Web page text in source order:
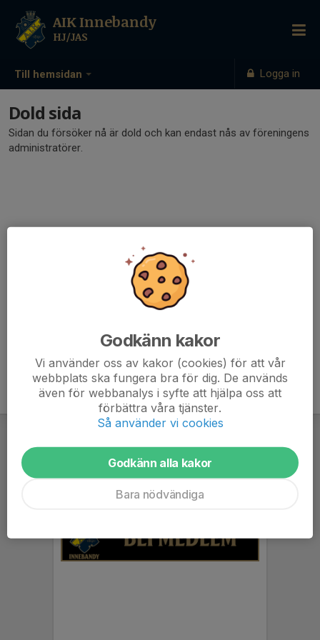
Till hemsidan Logga in
AIK Innebandy
HJ/JAS
Dold sida
Sidan du försöker nå är dold och kan endast nås av föreningens
administratörer.
Godkänn kakor
Vi använder oss av kakor (cookies) för att vår
webbplats ska fungera bra för dig. De används
även för webbanalys i syfte att hjälpa oss att
förbättra våra tjänster.
Så använder vi cookies
Godkänn alla kakor
Bara nödvändiga